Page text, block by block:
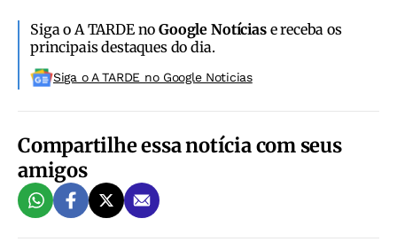
Siga o A TARDE noGoogle Notíciase receba os
principais destaques do dia.
Siga o A TARDE no Google Noticias
Compartilhe essa notícia com seus
amigos